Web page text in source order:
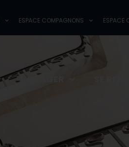
ESPACE COMPAGNONS ESPACE